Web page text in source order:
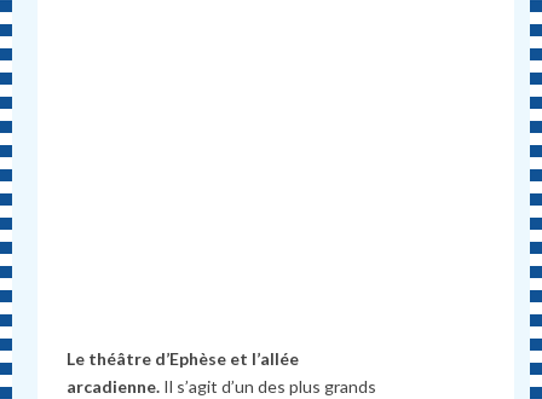
Le théâtre d’Ephèse et l’allée
arcadienne. Il s’agit d’un des plus grands